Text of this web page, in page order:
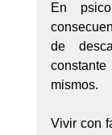
En
de
mismos.
Vivir con